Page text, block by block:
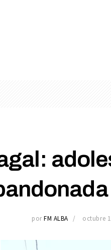
por FM ALBA octubre